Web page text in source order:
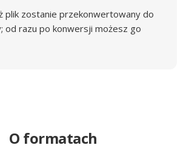
plik zostanie przekonwertowany do
od razu po konwersji możesz go
O formatach